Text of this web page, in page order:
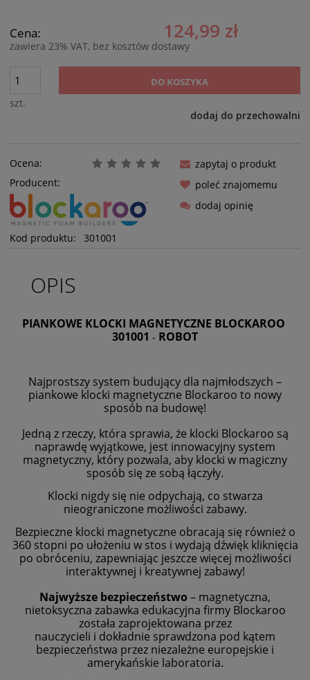
Cena: 124,99 zł
zawiera 23% VAT, bez kosztów dostawy
szt.
DO KOSZYKA
dodaj do przechowalni
Ocena:
Producent:
Kod produktu: 301001
zapytaj o produkt
poleć znajomemu
dodaj opinię
OPIS
PIANKOWE KLOCKI MAGNETYCZNE BLOCKAROO
301001 - ROBOT
Najprostszy system budujący dla najmłodszych –
piankowe klocki magnetyczne Blockaroo to nowy
sposób na budowę!
Jedną z rzeczy, która sprawia, że klocki Blockaroo są
naprawdę wyjątkowe, jest innowacyjny system
magnetyczny, który pozwala, aby klocki w magiczny
sposób się ze sobą łączyły.
Klocki nigdy się nie odpychają, co stwarza
nieograniczone możliwości zabawy.
Bezpieczne klocki magnetyczne obracają się również o
360 stopni po ułożeniu w stos i wydają dźwięk kliknięcia
po obróceniu, zapewniając jeszcze więcej możliwości
interaktywnej i kreatywnej zabawy!
Najwyższe bezpieczeństwo – magnetyczna,
nietoksyczna zabawka edukacyjna firmy Blockaroo
została zaprojektowana przez
nauczycieli i dokładnie sprawdzona pod kątem
bezpieczeństwa przez niezależne europejskie i
amerykańskie laboratoria.